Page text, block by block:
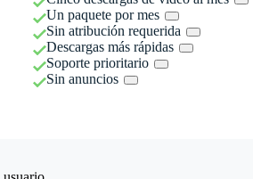
Un paquete por mes
Sin atribución requerida
Descargas más rápidas
Soporte prioritario
Sin anuncios